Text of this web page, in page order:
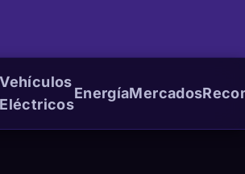
Vehículos
Eléctricos
EnergíaMercados